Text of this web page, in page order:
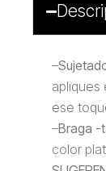
–
apliques
ese
–Braga -
color